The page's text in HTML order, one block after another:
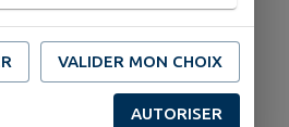
la programmation
médiathèque Ludibulle⬇
au02.43.25.27.09ou à
VALIDER MON CHOIX
AUTORISER